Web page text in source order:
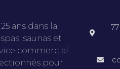
ans dans la
saunas et
commercial
pour